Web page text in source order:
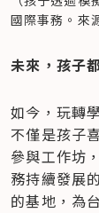
國際事務。來
未來，孩子
如今，玩轉
不僅是孩子
參與工作坊
務持續發展
的基地，為